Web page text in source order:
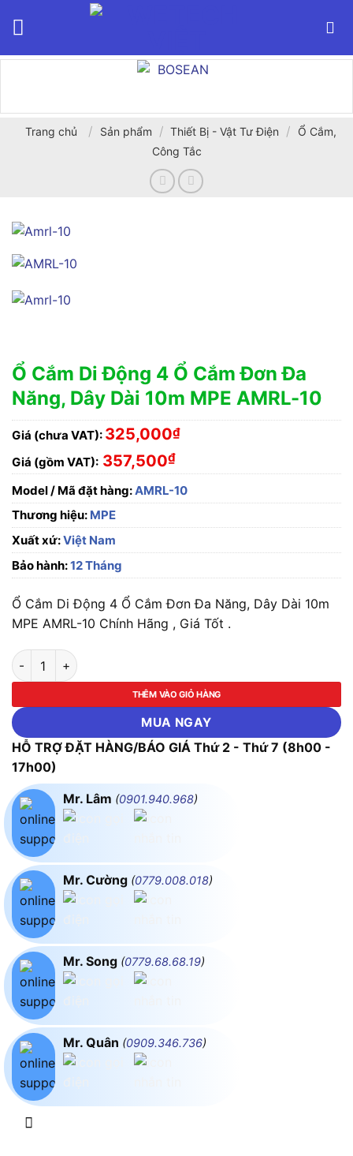
Trang chủ / Sản phẩm / Thiết Bị - Vật Tư Điện /
Ổ Cắm,
Công Tắc
Ổ Cắm Di Động 4 Ổ Cắm Đơn Đa
Năng, Dây Dài 10m MPE AMRL-10
Giá (chưa VAT): 325,000₫
Giá (gồm VAT): 357,500₫
Model / Mã đặt hàng:AMRL-10
Thương hiệu: MPE
Xuất xứ:Việt Nam
Bảo hành:12 Tháng
Ổ Cắm Di Động 4 Ổ Cắm Đơn Đa Năng, Dây Dài 10m
MPE AMRL-10 Chính Hãng , Giá Tốt .
Ổ Cắm Di Động 4 Ổ Cắm Đơn Đa Năng, Dây Dài 10m MPE
THÊM VÀO GIỎ HÀNG
MUA NGAY
HỖ TRỢ ĐẶT HÀNG/BÁO GIÁ Thứ 2 - Thứ 7 (8h00 -
17h00)
Mr. Lâm (0901.940.968)
Mr. Cường (0779.008.018)
Mr. Song (0779.68.68.19)
Mr. Quân (0909.346.736)